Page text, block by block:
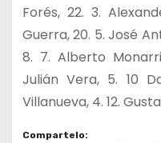
Forés, 22. 3.
Guerra, 20. 5. José
8. 7.Alberto
Julián Vera, 5. 10
Villanueva, 4. 12.
Compartelo: